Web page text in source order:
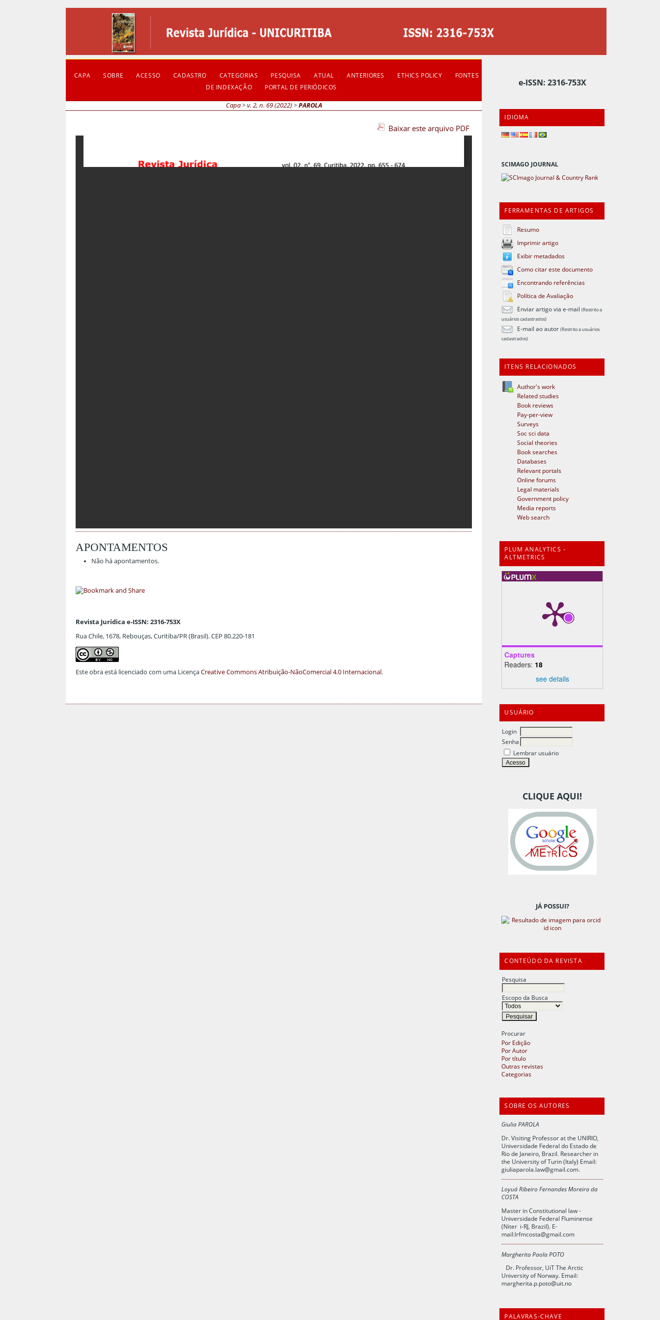
e-ISSN: 2316-753X
IDIOMA
SCIMAGO JOURNAL
FERRAMENTAS DE ARTIGOS
Resumo
Imprimir artigo
Exibir metadados
Como citar este documento
Encontrando referências
Política de Avaliação
Enviar artigo via e-mail(Restrito a
usuários cadastrados)
E-mail ao autor(Restrito a usuários
cadastrados)
ITENS RELACIONADOS
Author's work
Related studies
Book reviews
Pay-per-view
Surveys
Soc sci data
Social theories
Book searches
Databases
Relevant portals
Online forums
Legal materials
Government policy
Media reports
Web search
PLUM ANALYTICS -
ALTMETRICS
Captures
Readers: 18
see details
USUÁRIO
Login
Senha
Lembrar usuário
CLIQUE AQUI!
JÁ POSSUI?
CONTEÚDO DA REVISTA
Pesquisa
Escopo da Busca
Procurar
Por Edição
Por Autor
Por título
Outras revistas
Categorias
SOBRE OS AUTORES
Giulia PAROLA
Dr. Visiting Professor at the UNIRIO,
Universidade Federal do Estado de
Rio de Janeiro, Brazil. Researcher in
the University of Turin (Italy) Email:
giuliaparola.law@gmail.com.
Loyuá Ribeiro Fernandes Moreira da
COSTA
Master in Constitutional law -
Universidade Federal Fluminense
(Niter i-RJ, Brazil). E-
mail:lrfmcosta@gmail.com
Margherita Paola POTO
Dr. Professor, UiT The Arctic
University of Norway. Email:
margherita.p.poto@uit.no
PALAVRAS-CHAVE
CAPA SOBRE ACESSO CADASTRO CATEGORIAS PESQUISA ATUAL ANTERIORES ETHICS POLICY
FONTES
DE INDEXAÇÃO
PORTAL DE PERIÓDICOS
Capa>v. 2, n. 69 (2022)>PAROLA
Baixar este arquivo PDF
APONTAMENTOS
Não há apontamentos.
Revista Jurídica e-ISSN: 2316-753X
Rua Chile, 1678, Rebouças, Curitiba/PR (Brasil). CEP 80.220-181
Este obra está licenciado com uma LicençaCreative Commons Atribuição-NãoComercial 4.0 Internacional.